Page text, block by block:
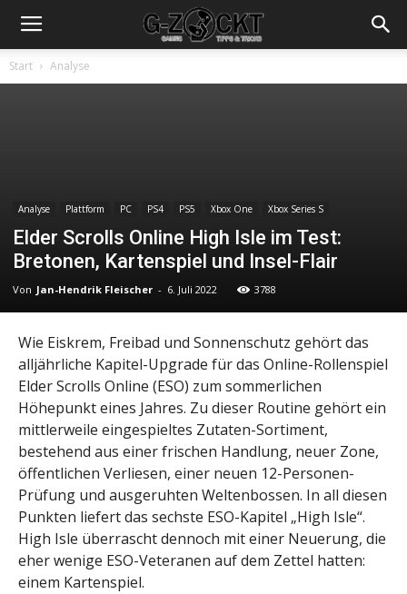
Start Analyse
Analyse Plattform PC PS4 PS5 Xbox One Xbox Series S
Elder Scrolls Online High Isle im Test:
Bretonen, Kartenspiel und Insel-Flair
Von Jan-Hendrik Fleischer - 6. Juli 2022 3788
Wie Eiskrem, Freibad und Sonnenschutz gehört das
alljährliche Kapitel-Upgrade für das Online-Rollenspiel
Elder Scrolls Online (ESO) zum sommerlichen
Höhepunkt eines Jahres. Zu dieser Routine gehört ein
mittlerweile eingespieltes Zutaten-Sortiment,
bestehend aus einer frischen Handlung, neuer Zone,
öffentlichen Verliesen, einer neuen 12-Personen-
Prüfung und ausgeruhten Weltenbossen. In all diesen
Punkten liefert das sechste ESO-Kapitel „High Isle“.
High Isle überrascht dennoch mit einer Neuerung, die
eher wenige ESO-Veteranen auf dem Zettel hatten:
einem Kartenspiel.